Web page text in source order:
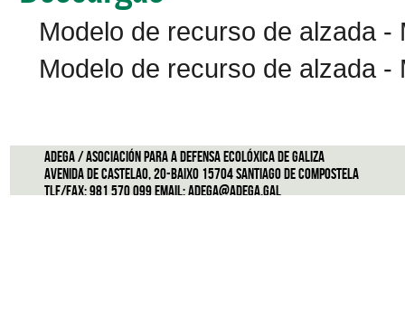
Modelo de recurso de alzada -
Modelo de recurso de alzada -
ADEGA / Asociación para a defensa ecolóxica de Galiza
Avenida de Castelao, 20-Baixo 15704 Santiago de Compostela
Tlf/Fax: 981 570 099 Email:adega@adega.gal